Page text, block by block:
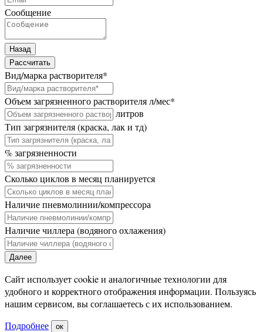
Сообщение
Назад
Рассчитать
Вид/марка растворителя*
Объем загрязненного растворителя л/мес*
литров
Тип загрязнителя (краска, лак и тд)
% загрязненности
Сколько циклов в месяц планируется
Наличие пневмолинии/компрессора
Наличие чиллера (водяного охлажения)
Далее
Сайт использует cookie и аналогичные технологии для
удобного и корректного отображения информации. Пользуясь
нашим сервисом, вы соглашаетесь с их использованием.
Подробнее
ок